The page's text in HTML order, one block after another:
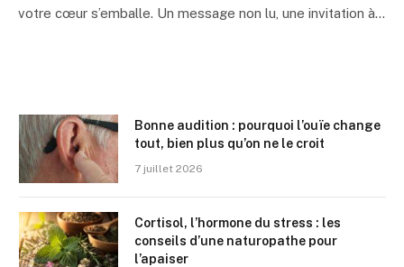
votre cœur s’emballe. Un message non lu, une invitation à…
Bonne audition : pourquoi l’ouïe change
tout, bien plus qu’on ne le croit
7 juillet 2026
Cortisol, l’hormone du stress : les
conseils d’une naturopathe pour
l’apaiser